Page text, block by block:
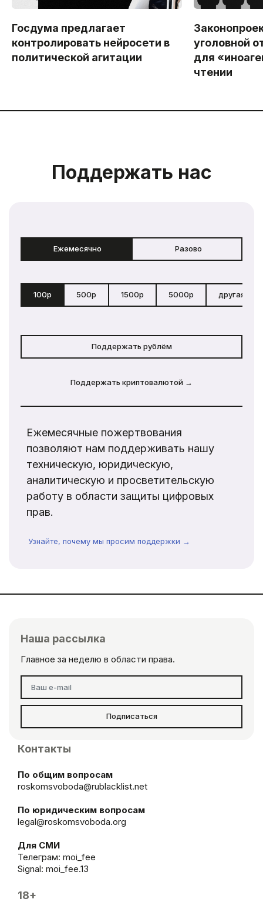
Госдума предлагает
контролировать нейросети в
политической агитации
уголовной
для
чтении
Поддержать нас
Ежемесячно Разово
100р 500р 1500р 5000р другая
Поддержать рублём
Поддержать криптовалютой →
Ежемесячные пожертвования
позволяют нам поддерживать нашу
техническую, юридическую,
аналитическую и просветительскую
работу в области защиты цифровых
прав.
Узнайте, почему мы просим поддержки →
Наша рассылка
Главное за неделю в области права.
Подписаться
Контакты
По общим вопросам
roskomsvoboda@rublacklist.net
По юридическим вопросам
legal@roskomsvoboda.org
Для СМИ
Телеграм: moi_fee
Signal: moi_fee.13
18+